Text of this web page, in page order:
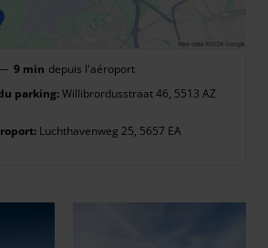
9 min depuis l'aéroport
parking:Willibrordusstraat 46, 5513 AZ
Luchthavenweg 25, 5657 EA